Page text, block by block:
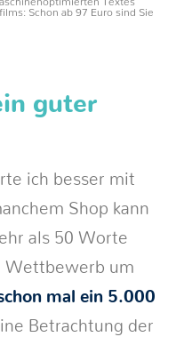
Schon ab 97 Euro sind Sie
guter
ich besser mit
Shop kann
als 50 Worte
Wettbewerb um
mal ein 5.000
Betrachtung der